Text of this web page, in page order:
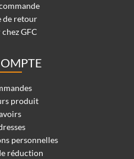
de retour
GFC
produit
personnelles
réduction